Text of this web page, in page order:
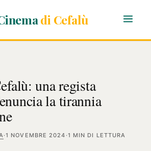
di Cefalù
una regista
la tirannia
·1 NOVEMBRE 2024 ·1 MIN DI LETTURA